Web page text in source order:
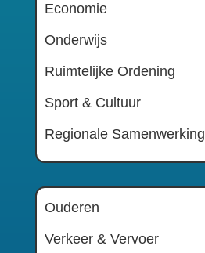
Economie
Onderwijs
Ruimtelijke Ordening
Sport & Cultuur
Regionale Samenwerking
Ouderen
Verkeer & Vervoer